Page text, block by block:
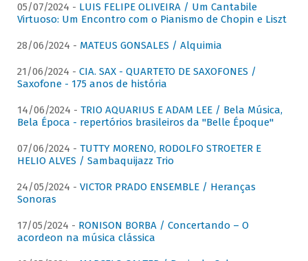
05/07/2024 - LUIS FELIPE OLIVEIRA / Um Cantabile
Virtuoso: Um Encontro com o Pianismo de Chopin e Liszt
28/06/2024 - MATEUS GONSALES / Alquimia
21/06/2024 - CIA. SAX - QUARTETO DE SAXOFONES /
Saxofone - 175 anos de história
14/06/2024 - TRIO AQUARIUS E ADAM LEE / Bela Música,
Bela Época - repertórios brasileiros da "Belle Époque"
07/06/2024 - TUTTY MORENO, RODOLFO STROETER E
HELIO ALVES / Sambaquijazz Trio
24/05/2024 - VICTOR PRADO ENSEMBLE / Heranças
Sonoras
17/05/2024 - RONISON BORBA / Concertando – O
acordeon na música clássica